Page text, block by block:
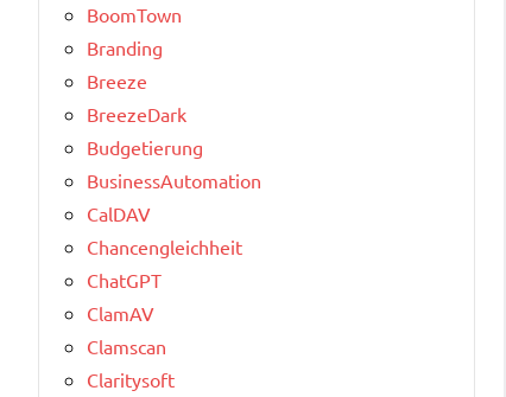
BoomTown
Branding
Breeze
BreezeDark
Budgetierung
BusinessAutomation
CalDAV
Chancengleichheit
ChatGPT
ClamAV
Clamscan
Claritysoft